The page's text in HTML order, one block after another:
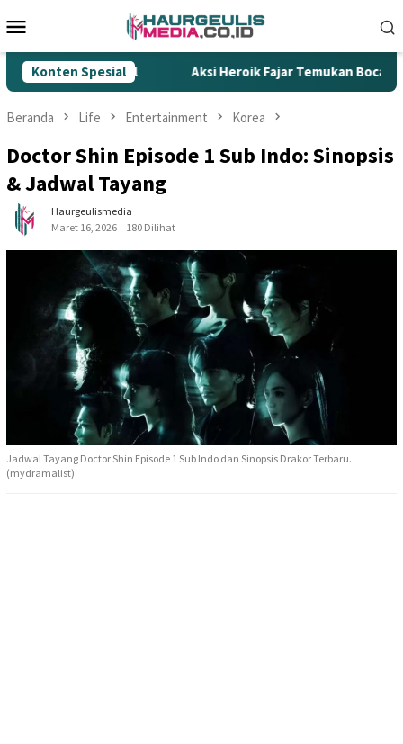
ke
Mobile
Konten Spesial
Ilegal Aksi Heroik Fajar Temukan Bocah
Beranda Life Entertainment Korea
Doctor Shin Episode 1 Sub Indo: Sinopsis
& Jadwal Tayang
Haurgeulismedia
Maret 16, 2026
180 Dilihat
Jadwal Tayang Doctor Shin Episode 1 Sub Indo dan Sinopsis Drakor Terbaru.
(mydramalist)